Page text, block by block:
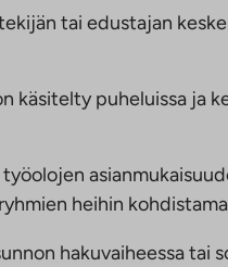
tai edustajan
puheluissa ja
heihin
hakuvaiheessa tai